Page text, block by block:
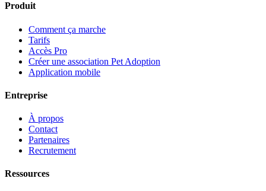
Produit
Comment ça marche
Tarifs
Accès Pro
Créer une association Pet Adoption
Application mobile
Entreprise
À propos
Contact
Partenaires
Recrutement
Ressources